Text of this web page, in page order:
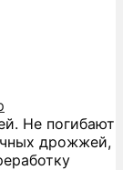
Не погибают
дрожжей,